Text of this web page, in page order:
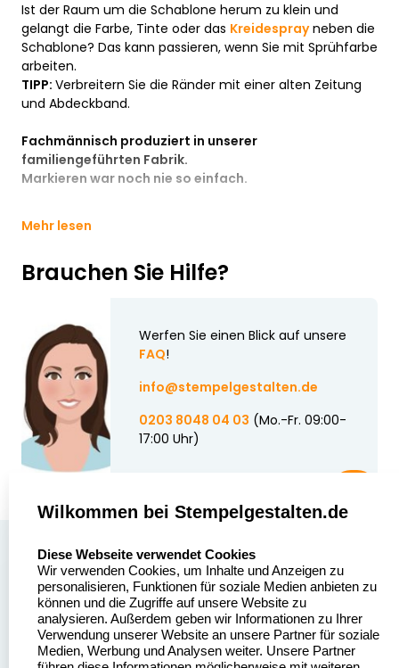
Ist der Raum um die Schablone herum zu klein und
gelangt die Farbe, Tinte oder das Kreidesprayneben die
Schablone? Das kann passieren, wenn Sie mit Sprühfarbe
arbeiten.
TIPP: Verbreitern Sie die Ränder mit einer alten Zeitung
und Abdeckband.
Fachmännisch produziert in unserer
familiengeführten Fabrik.
Markieren war noch nie so einfach.
Mehr lesen
Brauchen Sie Hilfe?
Werfen Sie einen Blick auf unsere
FAQ!
info@stempelgestalten.de
0203 8048 04 03 (Mo.-Fr. 09:00-
17:00 Uhr)
Stempelgestalten.de
Asterlager Straße 97
47228 Duisburg
Deutschland
Über uns
Sitemap
Alle
Stempelinformationen
Wilkommen bei Stempelgestalten.de
Diese Webseite verwendet Cookies
Wir verwenden Cookies, um Inhalte und Anzeigen zu
personalisieren, Funktionen für soziale Medien anbieten zu
können und die Zugriffe auf unsere Website zu
analysieren. Außerdem geben wir Informationen zu Ihrer
Verwendung unserer Website an unsere Partner für soziale
Medien, Werbung und Analysen weiter. Unsere Partner